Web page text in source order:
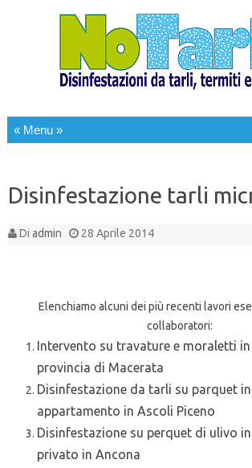
Salta al
Disinfestazione tarli
Di admin 28 Aprile 2014
Elenchiamo alcuni dei più recenti lavori
collaboratori:
Intervento su travature e moraletti
provincia di Macerata
Disinfestazione da tarli su parquet
appartamento in Ascoli Piceno
Disinfestazione su perquet di ulivo
privato in Ancona